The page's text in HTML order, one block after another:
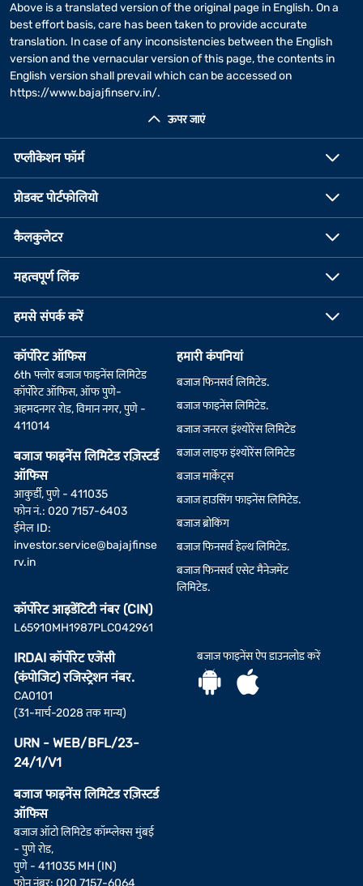
ऊपर जाएं
Above is a translated version of the original page in English. On a
best effort basis, care has been taken to provide accurate
translation. In case of any inconsistencies between the English
version and the vernacular version of this page, the contents in
English version shall prevail which can be accessed on
https://www.bajajfinserv.in/.
एप्लीकेशन फॉर्म
प्रोडक्ट पोर्टफोलियो
कैलकुलेटर
महत्वपूर्ण लिंक
हमसे संपर्क करें
कॉर्पोरेट ऑफिस
6th फ्लोर बजाज फाइनेंस लिमिटेड
कॉर्पोरेट ऑफिस, ऑफ पुणे-
अहमदनगर रोड, विमान नगर, पुणे -
411014
बजाज फाइनेंस लिमिटेड रज़िस्टर्ड
ऑफिस
आकुर्डी, पुणे - 411035
फोन नं.: 020 7157-6403
ईमेल ID:
investor.service@bajajfinse
rv.in
कॉर्पोरेट आइडेंटिटी नंबर (CIN)
L65910MH1987PLC042961
IRDAI कॉर्पोरेट एजेंसी
(कंपोजिट) रजिस्ट्रेशन नंबर.
CA0101
(31-मार्च-2028 तक मान्य)
URN - WEB/BFL/23-
24/1/V1
बजाज फाइनेंस लिमिटेड रज़िस्टर्ड
ऑफिस
बजाज ऑटो लिमिटेड कॉम्प्लेक्स मुंबई
- पुणे रोड,
पुणे - 411035 MH (IN)
फोन नंबर: 020 7157-6064
हमारी कंपनियां
बजाज फिनसर्व लिमिटेड.
बजाज फाइनेंस लिमिटेड.
बजाज जनरल इंश्योरेंस लिमिटेड
बजाज लाइफ इंश्योरेंस लिमिटेड
बजाज मार्केट्स
बजाज हाउसिंग फाइनेंस लिमिटेड.
बजाज ब्रोकिंग
बजाज फिनसर्व हेल्थ लिमिटेड.
बजाज फिनसर्व एसेट मैनेजमेंट
लिमिटेड.
बजाज फाइनेंस ऐप डाउनलोड करें